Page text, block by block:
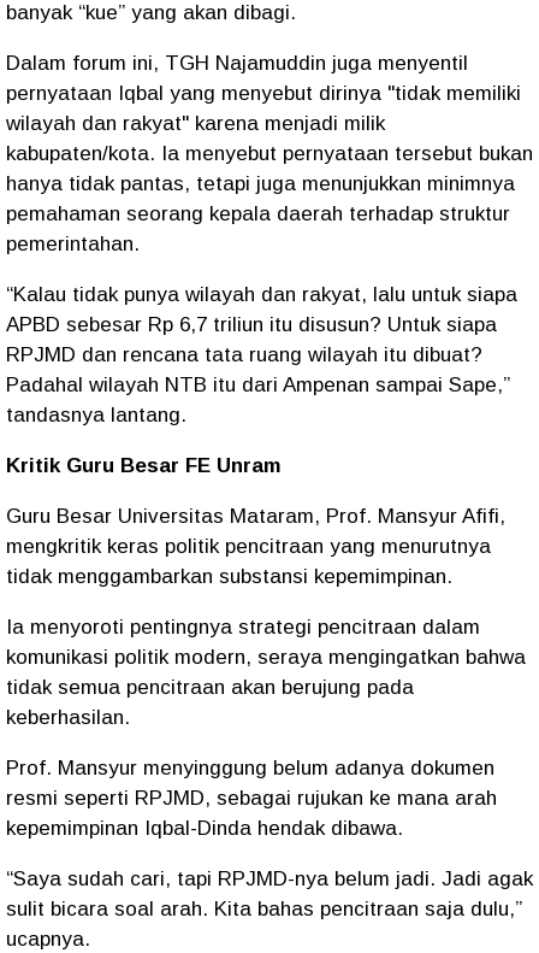
banyak “kue” yang akan dibagi.
Dalam forum ini, TGH Najamuddin juga menyentil
pernyataan Iqbal yang menyebut dirinya "tidak memiliki
wilayah dan rakyat" karena menjadi milik
kabupaten/kota. Ia menyebut pernyataan tersebut bukan
hanya tidak pantas, tetapi juga menunjukkan minimnya
pemahaman seorang kepala daerah terhadap struktur
pemerintahan.
“Kalau tidak punya wilayah dan rakyat, lalu untuk siapa
APBD sebesar Rp 6,7 triliun itu disusun? Untuk siapa
RPJMD dan rencana tata ruang wilayah itu dibuat?
Padahal wilayah NTB itu dari Ampenan sampai Sape,”
tandasnya lantang.
Kritik Guru Besar FE Unram
Guru Besar Universitas Mataram, Prof. Mansyur Afifi,
mengkritik keras politik pencitraan yang menurutnya
tidak menggambarkan substansi kepemimpinan.
Ia menyoroti pentingnya strategi pencitraan dalam
komunikasi politik modern, seraya mengingatkan bahwa
tidak semua pencitraan akan berujung pada
keberhasilan.
Prof. Mansyur menyinggung belum adanya dokumen
resmi seperti RPJMD, sebagai rujukan ke mana arah
kepemimpinan Iqbal-Dinda hendak dibawa.
“Saya sudah cari, tapi RPJMD-nya belum jadi. Jadi agak
sulit bicara soal arah. Kita bahas pencitraan saja dulu,”
ucapnya.